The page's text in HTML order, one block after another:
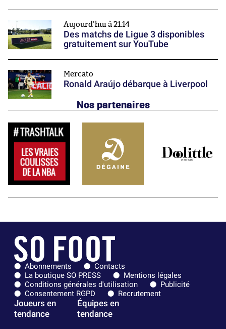
Aujourd'hui à 21:14
Des matchs de Ligue 3 disponibles
gratuitement sur YouTube
Mercato
Ronald Araújo débarque à Liverpool
Nos partenaires
Abonnements
Contacts
La boutique SO PRESS
Mentions légales
Conditions générales d'utilisation
Publicité
Consentement RGPD
Recrutement
Joueurs en
tendance
Équipes en
tendance